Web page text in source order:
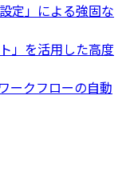
定」による強固な
」を活用した高度
ークフローの自動